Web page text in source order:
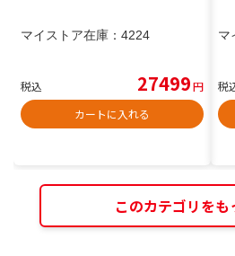
マイストア在庫： 4224
税込 27499円
カートに入れる
マ
税
このカテゴリをも